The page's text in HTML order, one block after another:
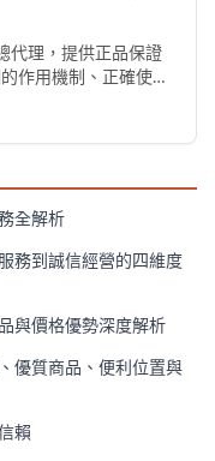
代理，提供正品保證
作用機制、正確使用
全解析
務到誠信經營的四維度
與價格優勢深度解析
優質商品、便利位置與
賴